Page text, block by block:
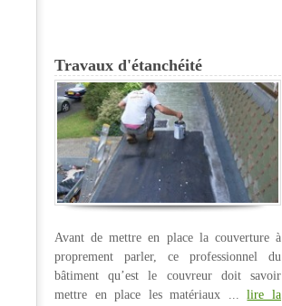
Travaux d'étanchéité
Avant de mettre en place la couverture à
proprement parler, ce professionnel du
bâtiment qu’est le couvreur doit savoir
mettre en place les matériaux ...lire la